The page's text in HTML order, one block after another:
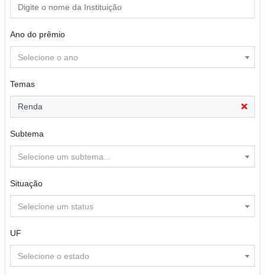
Ano do prêmio
Selecione o ano
Temas
Renda
Subtema
Selecione um subtema...
Situação
Selecione um status
UF
Selecione o estado